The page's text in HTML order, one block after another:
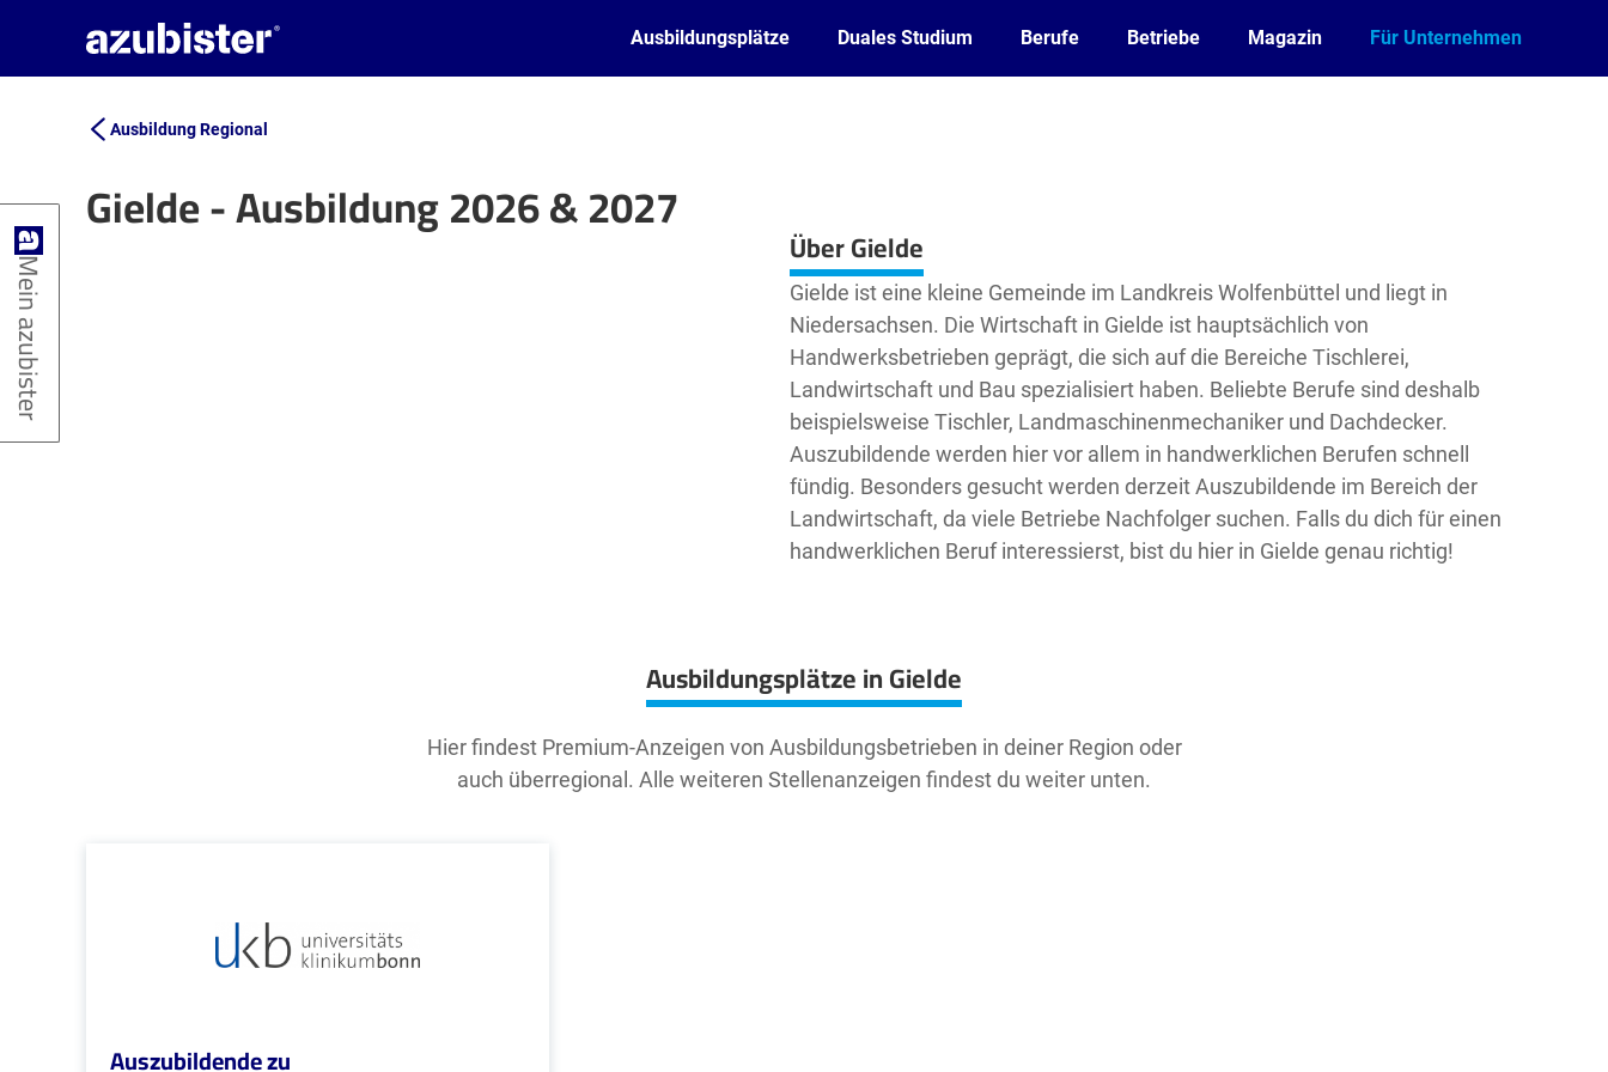
Ausbildungsplätze Duales Studium Berufe Betriebe Magazin Für Unternehmen
Ausbildung Regional
Gielde - Ausbildung 2026 & 2027
Leaflet | ©OpenStreetMap2 Über Gielde
Gielde ist eine kleine Gemeinde im Landkreis Wolfenbüttel und liegt in
Niedersachsen. Die Wirtschaft in Gielde ist hauptsächlich von
Handwerksbetrieben geprägt, die sich auf die Bereiche Tischlerei,
Landwirtschaft und Bau spezialisiert haben. Beliebte Berufe sind deshalb
beispielsweise Tischler, Landmaschinenmechaniker und Dachdecker.
Auszubildende werden hier vor allem in handwerklichen Berufen schnell
fündig. Besonders gesucht werden derzeit Auszubildende im Bereich der
Landwirtschaft, da viele Betriebe Nachfolger suchen. Falls du dich für einen
handwerklichen Beruf interessierst, bist du hier in Gielde genau richtig!
Ausbildungsplätze in Gielde
Hier findest Premium-Anzeigen von Ausbildungsbetrieben in deiner Region oder
auch überregional. Alle weiteren Stellenanzeigen findest du weiter unten.
Auszubildende zu
Mein azubister